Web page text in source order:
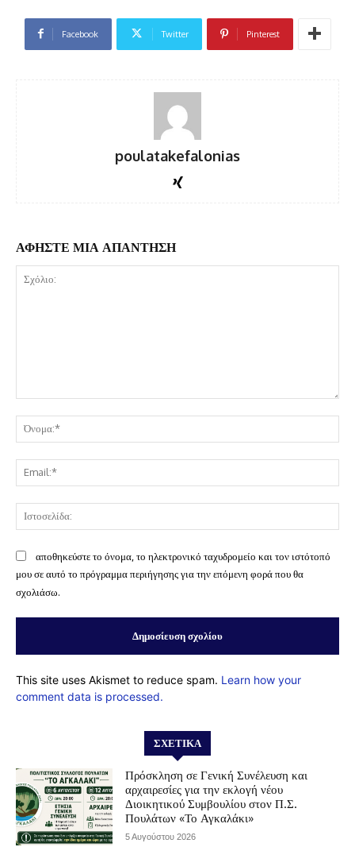
Facebook Twitter Pinterest
poulatakefalonias
ΑΦΗΣΤΕ ΜΙΑ ΑΠΑΝΤΗΣΗ
αποθηκεύστε το όνομα, το ηλεκτρονικό ταχυδρομείο και τον ιστότοπό
μου σε αυτό το πρόγραμμα περιήγησης για την επόμενη φορά που θα
σχολιάσω.
This site uses Akismet to reduce spam. Learn how your
comment data is processed.
ΣΧΕΤΙΚΆ
Πρόσκληση σε Γενική Συνέλευση και
αρχαιρεσίες για την εκλογή νέου
Διοικητικού Συμβουλίου στον Π.Σ.
Πουλάτων «Το Αγκαλάκι»
5 Αυγούστου 2026